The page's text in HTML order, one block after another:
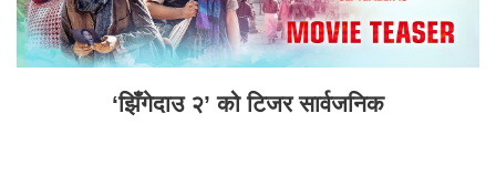
‘झिँगेदाउ २’ को टिजर सार्वजनिक